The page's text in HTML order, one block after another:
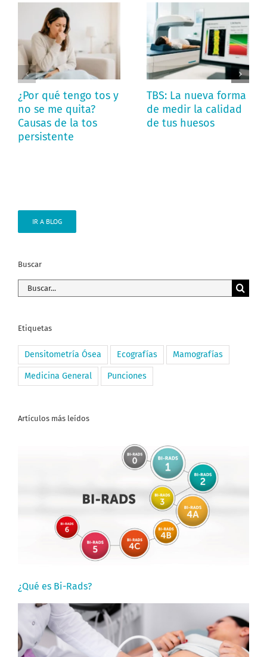
¿Por qué tengo tos y
no se me quita?
Causas de la tos
persistente
TBS: La nueva forma
de medir la calidad
de tus huesos
IR A BLOG
Buscar
Buscar:
Etiquetas
Densitometría Ósea Ecografías Mamografías
Medicina General Punciones
Artículos más leídos
¿Qué es Bi-Rads?